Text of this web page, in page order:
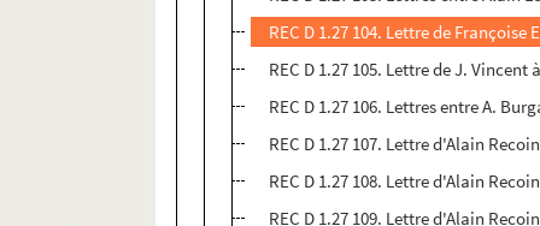
REC D 1.27 104. Lettre de
REC D 1.27 105. Lettre de J. Vincent
REC D 1.27 106. Lettres entre A.
REC D 1.27 107. Lettre d'Alain
REC D 1.27 108. Lettre d'Alain
REC D 1.27 109. Lettre d'Alain